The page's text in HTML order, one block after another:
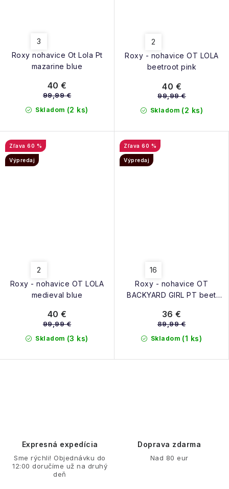
Roxy nohavice Ot Lola Pt
mazarine blue
3
Skladom (2 ks)
40 €
99,99 €
Roxy - nohavice OT LOLA
beetroot pink
2
Skladom (2 ks)
40 €
99,99 €
Roxy - nohavice OT LOLA
medieval blue
60 %
Výpredaj
2
Skladom (3 ks)
40 €
99,99 €
Roxy - nohavice OT
BACKYARD GIRL PT beet
60 %
Výpredaj
16
Skladom (1 ks)
36 €
89,99 €
Expresná expedícia
Sme rýchli! Objednávku do
12:00 doručíme už na druhý
deň
Doprava zdarma
Nad 80 eur